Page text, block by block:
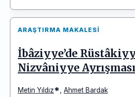
ARAŞTIRMA MAKALESI
İbâziyye’de
Nizvâniyye Ayrışması
Metin Yıldız* Ahmet Bardak